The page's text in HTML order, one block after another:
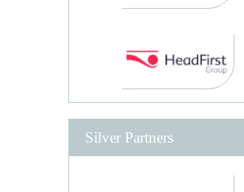
Silver Partners